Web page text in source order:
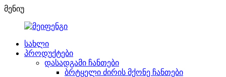
მენიუ
სახლი
პროდუქტები
დასადგამი ჩანთები
ბრტყელი ძირის მქონე ჩანთები